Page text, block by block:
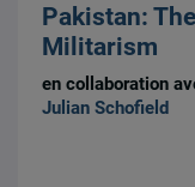
Pakistan:
Militarism
en collaboration
Julian Schofield